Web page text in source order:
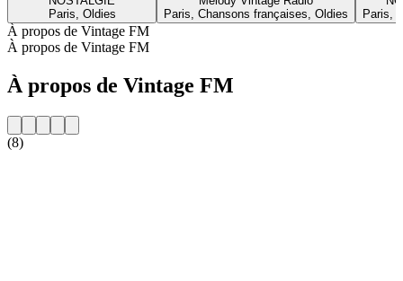
Paris, Oldies
Paris, Chansons françaises, Oldies
Paris,
À propos de Vintage FM
À propos de Vintage FM
À propos de Vintage FM
(8)